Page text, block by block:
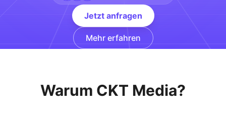
Jetzt anfragen
Mehr erfahren
Warum CKT Media?